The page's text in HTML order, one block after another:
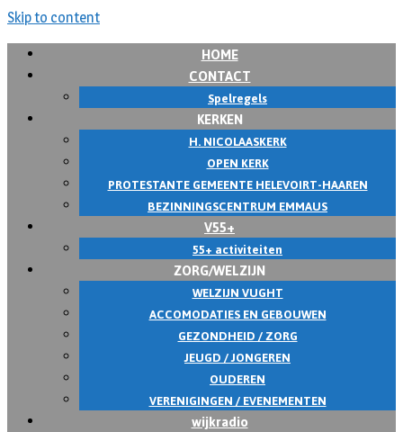
Skip to content
HOME
CONTACT
Spelregels
KERKEN
H. NICOLAASKERK
OPEN KERK
PROTESTANTE GEMEENTE HELEVOIRT-HAAREN
BEZINNINGSCENTRUM EMMAUS
V55+
55+ activiteiten
ZORG/WELZIJN
WELZIJN VUGHT
ACCOMODATIES EN GEBOUWEN
GEZONDHEID / ZORG
JEUGD / JONGEREN
OUDEREN
VERENIGINGEN / EVENEMENTEN
wijkradio